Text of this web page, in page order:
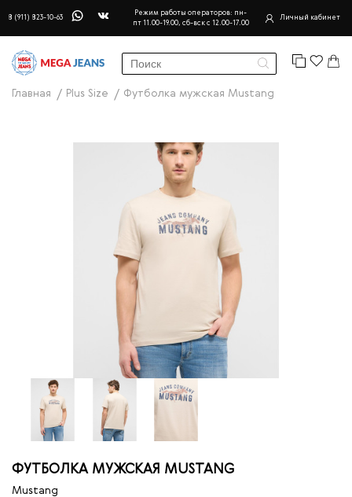
8 (911) 823-10-63
Режим работы операторов: пн-
пт 11.00-19.00, сб-вск с 12.00-17.00
Личный кабинет
Главная Plus Size Футболка мужская Mustang
ФУТБОЛКА МУЖСКАЯ MUSTANG
Mustang